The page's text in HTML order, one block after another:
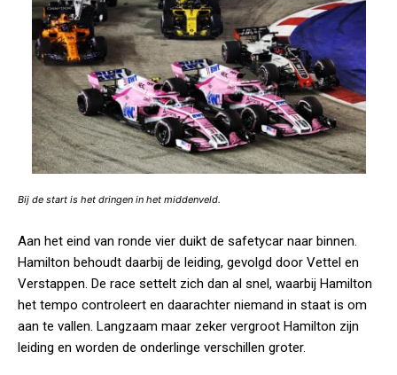
Bij de start is het dringen in het middenveld.
Aan het eind van ronde vier duikt de safetycar naar binnen.
Hamilton behoudt daarbij de leiding, gevolgd door Vettel en
Verstappen. De race settelt zich dan al snel, waarbij Hamilton
het tempo controleert en daarachter niemand in staat is om
aan te vallen. Langzaam maar zeker vergroot Hamilton zijn
leiding en worden de onderlinge verschillen groter.